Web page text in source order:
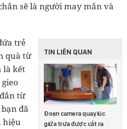
sẽ là người may mắn và
TIN LIÊN QUAN
Đoạn camera quay lúc
giữa trưa được cắt ra
trẻ
quà từ
là kết
từ
đã
hiệu